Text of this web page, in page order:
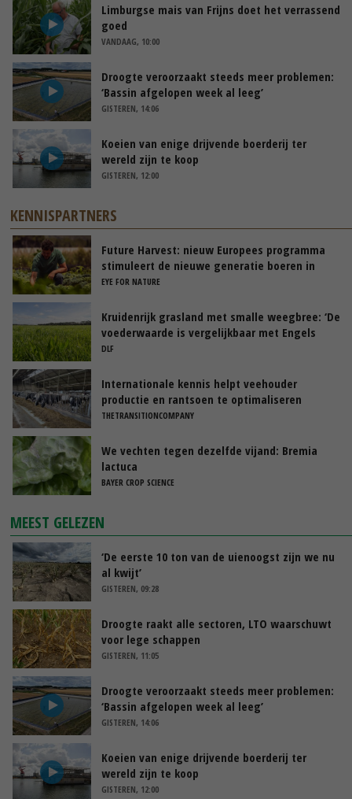
Limburgse mais van Frijns doet het verrassend
goed
VANDAAG, 10:00
Droogte veroorzaakt steeds meer problemen:
‘Bassin afgelopen week al leeg’
GISTEREN, 14:06
Koeien van enige drijvende boerderij ter
wereld zijn te koop
GISTEREN, 12:00
KENNISPARTNERS
Future Harvest: nieuw Europees programma
stimuleert de nieuwe generatie boeren in
Nederland
EYE FOR NATURE
Kruidenrijk grasland met smalle weegbree: ‘De
voederwaarde is vergelijkbaar met Engels
raaigras’
DLF
Internationale kennis helpt veehouder
productie en rantsoen te optimaliseren
THETRANSITIONCOMPANY
We vechten tegen dezelfde vijand: Bremia
lactuca
BAYER CROP SCIENCE
MEEST GELEZEN
‘De eerste 10 ton van de uienoogst zijn we nu
al kwijt’
GISTEREN, 09:28
Droogte raakt alle sectoren, LTO waarschuwt
voor lege schappen
GISTEREN, 11:05
Droogte veroorzaakt steeds meer problemen:
‘Bassin afgelopen week al leeg’
GISTEREN, 14:06
Koeien van enige drijvende boerderij ter
wereld zijn te koop
GISTEREN, 12:00